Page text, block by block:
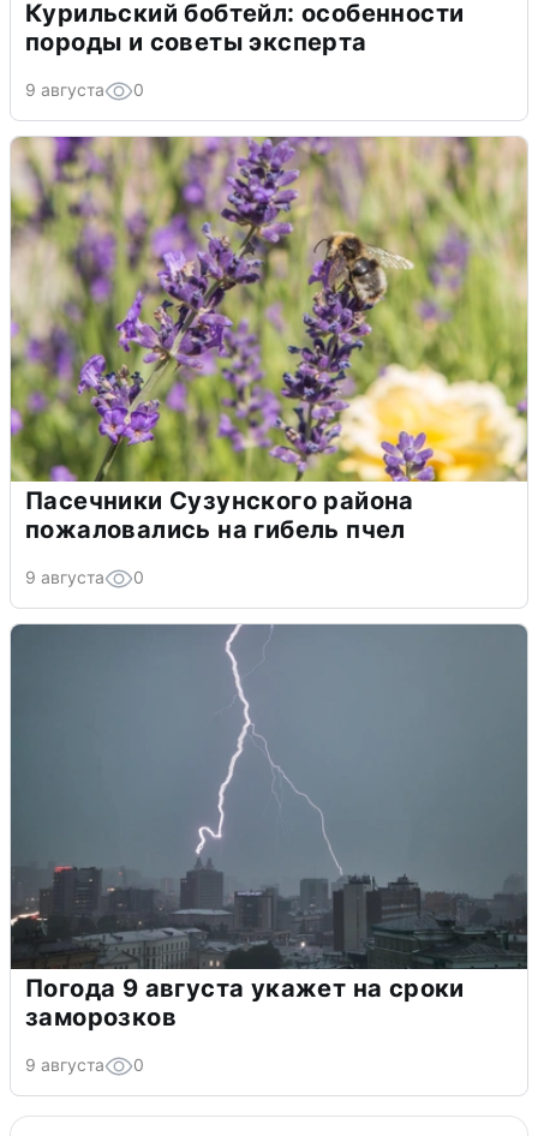
Курильский бобтейл: особенности
породы и советы эксперта
9 августа 0
Пасечники Сузунского района
пожаловались на гибель пчел
9 августа 0
Погода 9 августа укажет на сроки
заморозков
9 августа 0